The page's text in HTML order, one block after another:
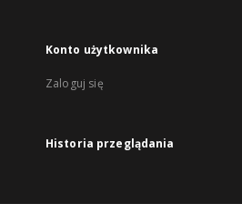
Konto użytkownika
Zaloguj się
Historia przeglądania